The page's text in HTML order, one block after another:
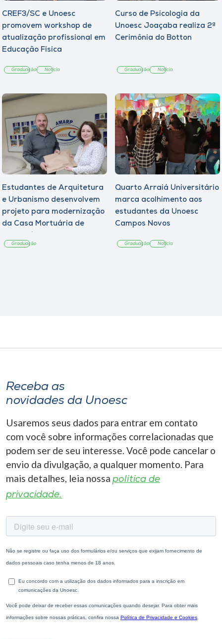
CREF3/SC e Unoesc
promovem workshop de
atualização profissional em
Educação Física
Graduação Notícia
Curso de Psicologia da
Unoesc Joaçaba realiza 2ª
Cerimônia do Botton
Graduação Notícia
Estudantes de Arquitetura
e Urbanismo desenvolvem
projeto para modernização
da Casa Mortuária de
Graduação
Quarto Arraiá Universitário
marca acolhimento aos
estudantes da Unoesc
Campos Novos
Graduação Notícia
Receba as
novidades da Unoesc
Usaremos seus dados para entrar em contato
com você sobre informações correlacionadas que
podem ser de seu interesse. Você pode cancelar o
envio da divulgação, a qualquer momento. Para
mais detalhes, leia nossa política de
privacidade.